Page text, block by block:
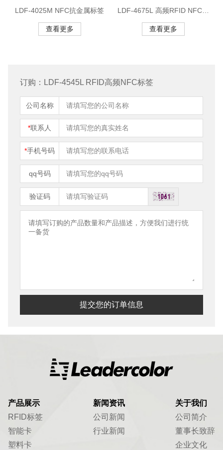
LDF-4025M NFC抗金属标签
查看更多
LDF-4675L 高频RFID NFC标
签
查看更多
订购：LDF-4545L RFID高频NFC标签
公司名称
*联系人
*手机号码
qq号码
验证码
提交您的订单信息
产品展示
RFID标签
智能卡
塑料卡
新闻资讯
公司新闻
行业新闻
关于我们
公司简介
董事长致辞
企业文化